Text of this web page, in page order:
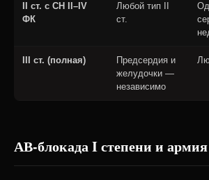
II ст. с СН II–IV
ФК
Любой тип II
ст.
III ст. (полная)
Предсердия и
желудочки —
независимо
АВ-блокада I степени и армия